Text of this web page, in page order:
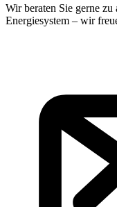
Wir beraten Sie gerne
Energiesystem – wir